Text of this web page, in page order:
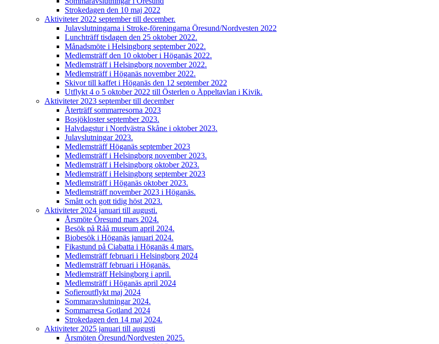
Strokedagen den 10 maj 2022
Aktiviteter 2022 september till december.
Julavslutningarna i Stroke-föreningarna Öresund/Nordvesten 2022
Lunchträff tisdagen den 25 oktober 2022.
Månadsmöte i Helsingborg september 2022.
Medlemsträff den 10 oktober i Höganäs 2022.
Medlemsträff i Helsingborg november 2022.
Medlemsträff i Höganäs november 2022.
Skivor till kaffet i Höganäs den 12 september 2022
Utflykt 4 o 5 oktober 2022 till Österlen o Äppeltavlan i Kivik.
Aktiviteter 2023 september till december
Återträff sommarresorna 2023
Bosjökloster september 2023.
Halvdagstur i Nordvästra Skåne i oktober 2023.
Julavslutningar 2023.
Medlemsträff Höganäs september 2023
Medlemsträff i Helsingborg november 2023.
Medlemsträff i Helsingborg oktober 2023.
Medlemsträff i Helsingborg september 2023
Medlemsträff i Höganäs oktober 2023.
Medlemsträff november 2023 i Höganäs.
Smått och gott tidig höst 2023.
Aktiviteter 2024 januari till augusti.
Årsmöte Öresund mars 2024.
Besök på Råå museum april 2024.
Biobesök i Höganäs januari 2024.
Fikastund på Ciabatta i Höganäs 4 mars.
Medlemsträff februari i Helsingborg 2024
Medlemsträff februari i Höganäs.
Medlemsträff Helsingborg i april.
Medlemsträff i Höganäs april 2024
Sofieroutflykt maj 2024
Sommaravslutningar 2024.
Sommarresa Gotland 2024
Strokedagen den 14 maj 2024.
Aktiviteter 2025 januari till augusti
Årsmöten Öresund/Nordvesten 2025.